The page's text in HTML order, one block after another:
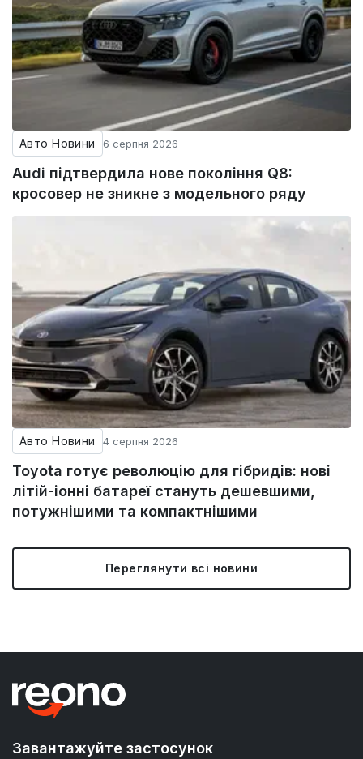
Авто Новини 6 серпня 2026
Audi підтвердила нове покоління Q8:
кросовер не зникне з модельного ряду
Авто Новини 4 серпня 2026
Toyota готує революцію для гібридів: нові
літій-іонні батареї стануть дешевшими,
потужнішими та компактнішими
Переглянути всі новини
Завантажуйте застосунок